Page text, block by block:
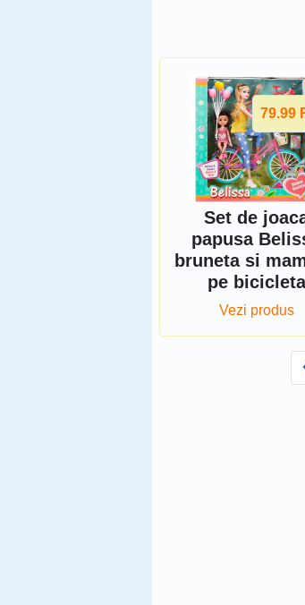
79.99
Set de
papusa
bruneta si
pe bicicleta
Vezi produs